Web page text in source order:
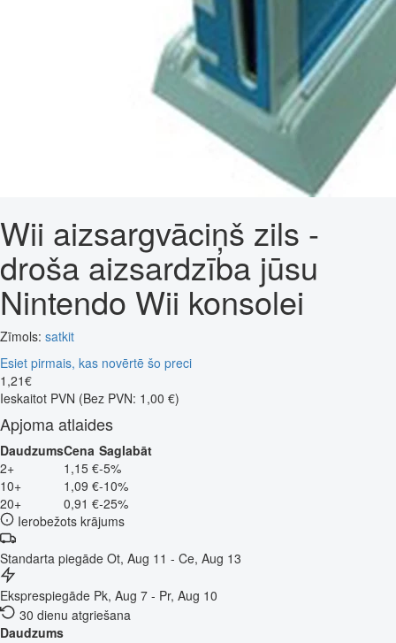
Wii aizsargvāciņš zils -
droša aizsardzība jūsu
Nintendo Wii konsolei
Zīmols: satkit
Esiet pirmais, kas novērtē šo preci
1 ,21€
Ieskaitot PVN (Bez PVN: 1,00 €)
Apjoma atlaides
DaudzumsCena Saglabāt
2+
1,15 €-5%
10+
1,09 €-10%
20+
0,91 €-25%
Ierobežots krājums
Standarta piegāde Ot, Aug 11 - Ce, Aug 13
Eksprespiegāde Pk, Aug 7 - Pr, Aug 10
30 dienu atgriešana
Daudzums